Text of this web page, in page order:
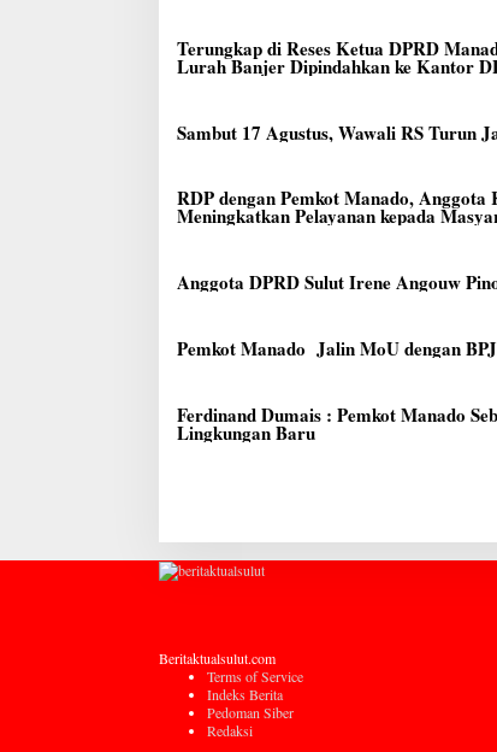
Terungkap di Reses Ketua DPRD
Lurah Banjer Dipindahkan ke Kantor
Sambut 17 Agustus, Wawali RS Turun
RDP dengan Pemkot Manado,
Meningkatkan Pelayanan kepada
Anggota DPRD Sulut Irene Angouw
Pemkot Manado Jalin MoU dengan
Ferdinand Dumais : Pemkot Manado
Lingkungan Baru
Beritaktualsulut.com
Terms of Service
Indeks Berita
Pedoman Siber
Redaksi